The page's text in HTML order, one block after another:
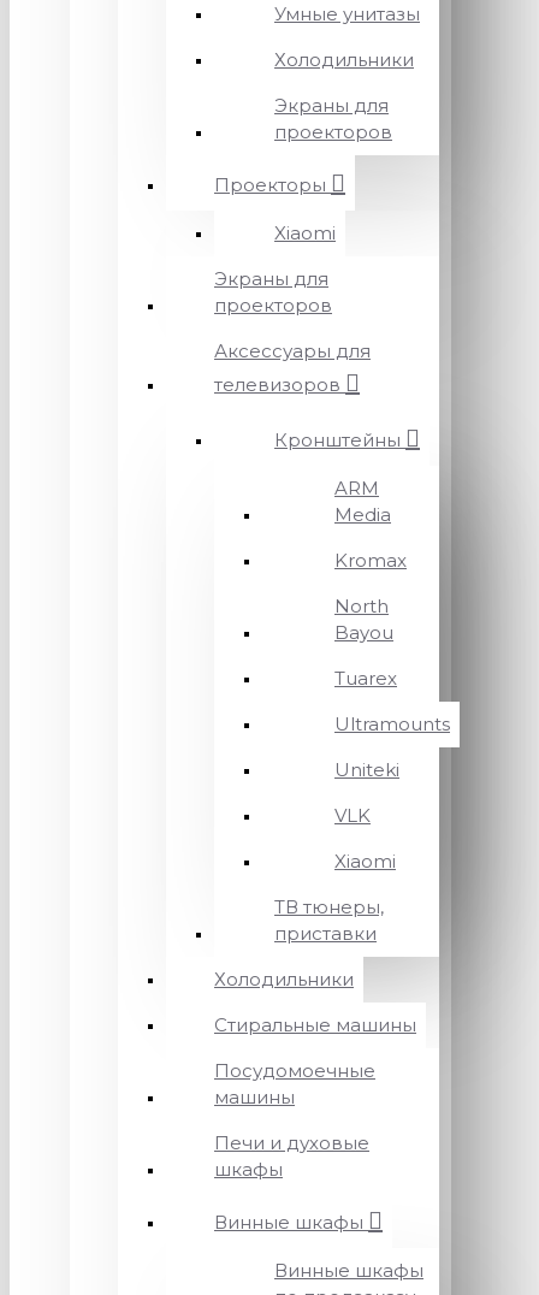
Умные унитазы
Холодильники
Экраны для
проекторов
Проекторы
Xiaomi
Экраны для
проекторов
Аксессуары для
телевизоров
Кронштейны
ARM
Media
Kromax
North
Bayou
Tuarex
Ultramounts
Uniteki
VLK
Xiaomi
ТВ тюнеры,
приставки
Холодильники
Стиральные машины
Посудомоечные
машины
Печи и духовые
шкафы
Винные шкафы
Винные шкафы